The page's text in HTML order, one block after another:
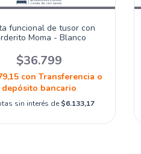
funcional de tusor con
Moma - Blanco
$36.799
con Transferencia o
depósito bancario
sin interés de $6.133,17